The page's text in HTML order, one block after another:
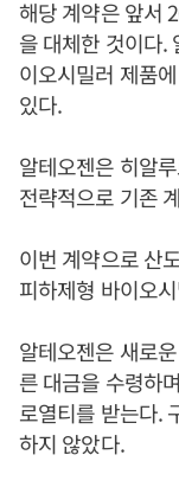
해당 계약은 앞서
을 대체한 것이다.
이오시밀러 제품
있다.
알테오젠은 히알
전략적으로 기존
이번 계약으로 산
피하제형 바이오
알테오젠은 새로
른 대금을 수령하
로열티를 받는다.
하지 않았다.